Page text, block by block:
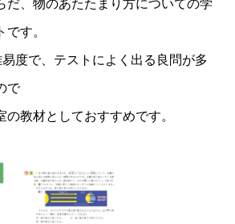
す。
度で、テストによく出る良問が多
で
教材としておすすめです。